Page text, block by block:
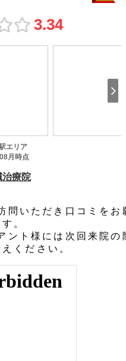
問いただき口コミをお
。
ント様には次回来院の
ください。